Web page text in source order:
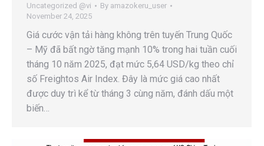
Uncategorized @vi By amazokeru_user
November 24, 2025
Giá cước vận tải hàng không trên tuyến Trung Quốc
– Mỹ đã bất ngờ tăng mạnh 10% trong hai tuần cuối
tháng 10 năm 2025, đạt mức 5,64 USD/kg theo chỉ
số Freightos Air Index. Đây là mức giá cao nhất
được duy trì kể từ tháng 3 cùng năm, đánh dấu một
biến…